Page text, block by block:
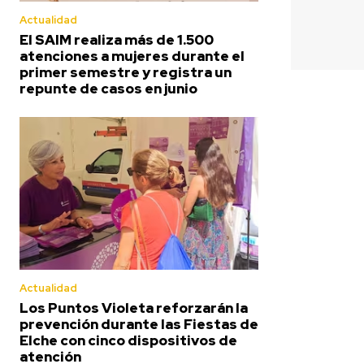
Actualidad
El SAIM realiza más de 1.500
atenciones a mujeres durante el
primer semestre y registra un
repunte de casos en junio
Actualidad
Los Puntos Violeta reforzarán la
prevención durante las Fiestas de
Elche con cinco dispositivos de
atención